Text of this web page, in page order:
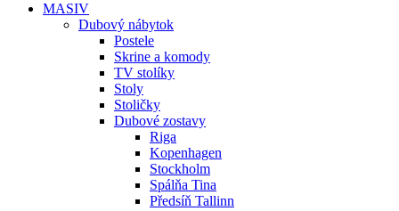
MASIV
Dubový nábytok
Postele
Skrine a komody
TV stolíky
Stoly
Stoličky
Dubové zostavy
Riga
Kopenhagen
Stockholm
Spálňa Tina
Předsíň Tallinn